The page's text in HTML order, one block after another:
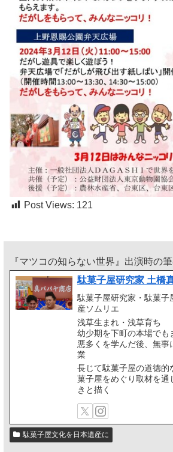
Post Views: 121
『マツコの知らない世界』出演時の
駄菓子屋研究家 土橋
駄菓子屋研究家・駄菓子
産ソムリエ
浅草生まれ・浅草育ち
幼少期を下町の本場でも
悪多くを学んだ後、無事
業
長じて駄菓子屋の道徳的
菓子屋をめぐり取材を通
きと描く
駄菓子屋文化を日本遺産に